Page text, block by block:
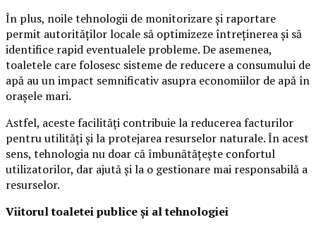
În plus, noile tehnologii de monitorizare și raportare
permit autorităților locale să optimizeze întreținerea și să
identifice rapid eventualele probleme. De asemenea,
toaletele care folosesc sisteme de reducere a consumului de
apă au un impact semnificativ asupra economiilor de apă în
orașele mari.
Astfel, aceste facilități contribuie la reducerea facturilor
pentru utilități și la protejarea resurselor naturale. În acest
sens, tehnologia nu doar că îmbunătățește confortul
utilizatorilor, dar ajută și la o gestionare mai responsabilă a
resurselor.
Viitorul toaletei publice și al tehnologiei